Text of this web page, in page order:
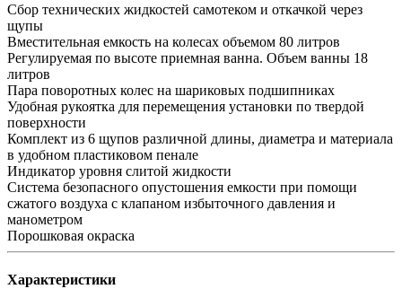
Сбор технических жидкостей самотеком и откачкой через
щупы
Вместительная емкость на колесах объемом 80 литров
Регулируемая по высоте приемная ванна. Объем ванны 18
литров
Пара поворотных колес на шариковых подшипниках
Удобная рукоятка для перемещения установки по твердой
поверхности
Комплект из 6 щупов различной длины, диаметра и материала
в удобном пластиковом пенале
Индикатор уровня слитой жидкости
Система безопасного опустошения емкости при помощи
сжатого воздуха с клапаном избыточного давления и
манометром
Порошковая окраска
Характеристики